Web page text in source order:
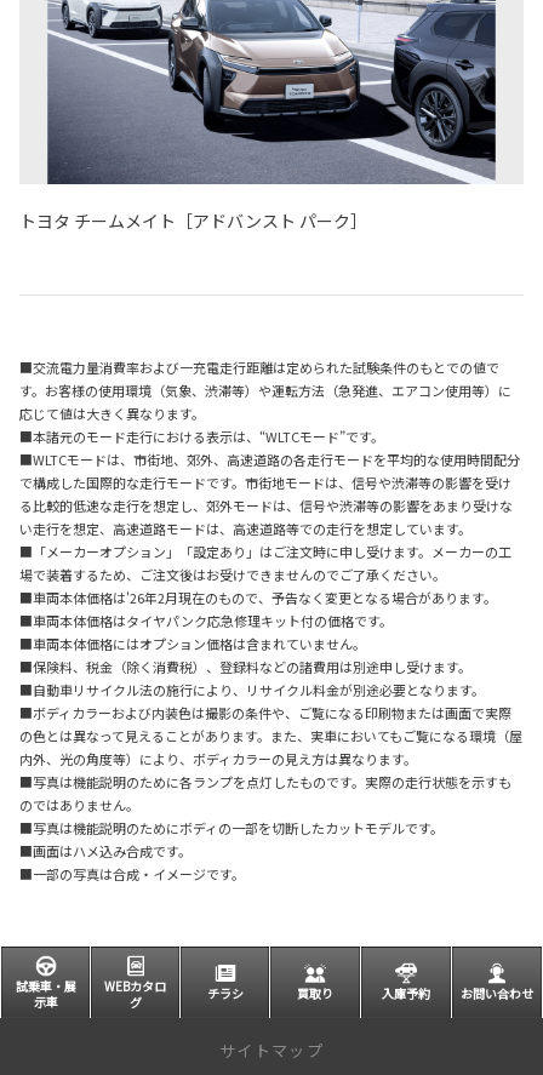
トヨタ チームメイト［アドバンスト パーク］
■交流電力量消費率および一充電走行距離は定められた試験条件のもとでの値で
す。お客様の使用環境（気象、渋滞等）や運転方法（急発進、エアコン使用等）に
応じて値は大きく異なります。
■本諸元のモード走行における表示は、“WLTCモード”です。
■WLTCモードは、市街地、郊外、高速道路の各走行モードを平均的な使用時間配分
で構成した国際的な走行モードです。市街地モードは、信号や渋滞等の影響を受け
る比較的低速な走行を想定し、郊外モードは、信号や渋滞等の影響をあまり受けな
い走行を想定、高速道路モードは、高速道路等での走行を想定しています。
■「メーカーオプション」「設定あり」はご注文時に申し受けます。メーカーの工
場で装着するため、ご注文後はお受けできませんのでご了承ください。
■車両本体価格は'26年2月現在のもので、予告なく変更となる場合があります。
■車両本体価格はタイヤパンク応急修理キット付の価格です。
■車両本体価格にはオプション価格は含まれていません。
■保険料、税金（除く消費税）、登録料などの諸費用は別途申し受けます。
■自動車リサイクル法の施行により、リサイクル料金が別途必要となります。
■ボディカラーおよび内装色は撮影の条件や、ご覧になる印刷物または画面で実際
の色とは異なって見えることがあります。また、実車においてもご覧になる環境（屋
内外、光の角度等）により、ボディカラーの見え方は異なります。
■写真は機能説明のために各ランプを点灯したものです。実際の走行状態を示すも
のではありません。
■写真は機能説明のためにボディの一部を切断したカットモデルです。
■画面はハメ込み合成です。
■一部の写真は合成・イメージです。
試乗車・展
示車
WEBカタロ
グ
チラシ 買取り 入庫予約 お問い合わせ
サイトマップ